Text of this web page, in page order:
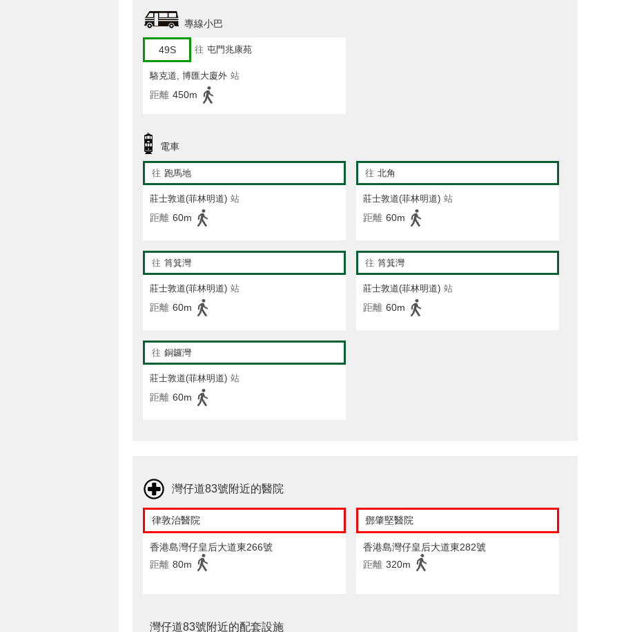
專線小巴
49S 往 屯門兆康苑
駱克道, 博匯大廈外 站
距離 450m
電車
往 跑馬地
莊士敦道(菲林明道) 站
距離 60m
往 北角
莊士敦道(菲林明道) 站
距離 60m
往 筲箕灣
莊士敦道(菲林明道) 站
距離 60m
往 筲箕灣
莊士敦道(菲林明道) 站
距離 60m
往 銅鑼灣
莊士敦道(菲林明道) 站
距離 60m
灣仔道83號附近的醫院
律敦治醫院
香港島灣仔皇后大道東266號
距離 80m
鄧肇堅醫院
香港島灣仔皇后大道東282號
距離 320m
灣仔道83號附近的配套設施